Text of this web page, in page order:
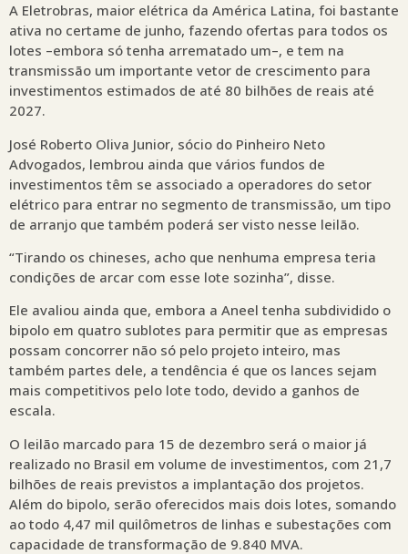
A Eletrobras, maior elétrica da América Latina, foi bastante
ativa no certame de junho, fazendo ofertas para todos os
lotes –embora só tenha arrematado um–, e tem na
transmissão um importante vetor de crescimento para
investimentos estimados de até 80 bilhões de reais até
2027.
José Roberto Oliva Junior, sócio do Pinheiro Neto
Advogados, lembrou ainda que vários fundos de
investimentos têm se associado a operadores do setor
elétrico para entrar no segmento de transmissão, um tipo
de arranjo que também poderá ser visto nesse leilão.
“Tirando os chineses, acho que nenhuma empresa teria
condições de arcar com esse lote sozinha”, disse.
Ele avaliou ainda que, embora a Aneel tenha subdividido o
bipolo em quatro sublotes para permitir que as empresas
possam concorrer não só pelo projeto inteiro, mas
também partes dele, a tendência é que os lances sejam
mais competitivos pelo lote todo, devido a ganhos de
escala.
O leilão marcado para 15 de dezembro será o maior já
realizado no Brasil em volume de investimentos, com 21,7
bilhões de reais previstos a implantação dos projetos.
Além do bipolo, serão oferecidos mais dois lotes, somando
ao todo 4,47 mil quilômetros de linhas e subestações com
capacidade de transformação de 9.840 MVA.